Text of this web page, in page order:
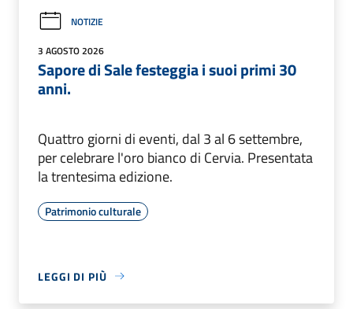
NOTIZIE
3 AGOSTO 2026
Sapore di Sale festeggia i suoi primi 30
anni.
Quattro giorni di eventi, dal 3 al 6 settembre,
per celebrare l'oro bianco di Cervia. Presentata
la trentesima edizione.
Patrimonio culturale
LEGGI DI PIÙ